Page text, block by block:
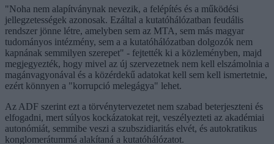
"Noha nem alapítványnak nevezik, a felépítés és a működési
jellegzetességek azonosak. Ezáltal a kutatóhálózatban feudális
rendszer jönne létre, amelyben sem az MTA, sem más magyar
tudományos intézmény, sem a a kutatóhálózatban dolgozók nem
kapnának semmilyen szerepet" - fejtették ki a közleményben, majd
megjegyezték, hogy mivel az új szervezetnek nem kell elszámolnia a
magánvagyonával és a közérdekű adatokat kell sem kell ismertetnie,
ezért könnyen a "korrupció melegágya" lehet.
Az ADF szerint ezt a törvénytervezetet nem szabad beterjeszteni és
elfogadni, mert súlyos kockázatokat rejt, veszélyezteti az akadémiai
autonómiát, semmibe veszi a szubszidiaritás elvét, és autokratikus
konglomerátummá alakítaná a kutatóhálózatot.